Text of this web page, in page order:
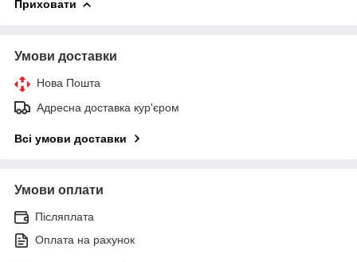
Приховати
Умови доставки
Нова Пошта
Адресна доставка кур'єром
Всі умови доставки
Умови оплати
Післяплата
Оплата на рахунок